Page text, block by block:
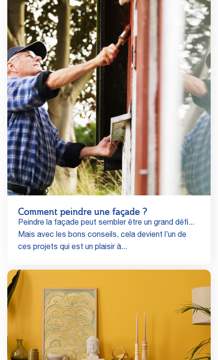
Comment peindre une façade ?
Peindre la façade peut sembler être un grand défi...
Mais avec les bons conseils, cela devient l’un de
ces projets qui est un plaisir à...